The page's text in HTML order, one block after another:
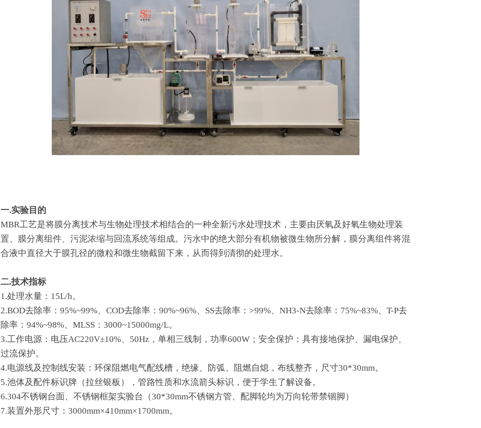
一.实验目的
MBR工艺是将膜分离技术与生物处理技术相结合的一种全新污水处理技术，主要由厌氧及好氧生物处理装
置、膜分离组件、污泥浓缩与回流系统等组成。污水中的绝大部分有机物被微生物所分解，膜分离组件将混
合液中直径大于膜孔径的微粒和微生物截留下来，从而得到清彻的处理水。
二.技术指标
1.处理水量：15L/h。
2.BOD去除率：95%~99%、COD去除率：90%~96%、SS去除率：>99%、NH3-N去除率：75%~83%、T-P去
除率：94%~98%、MLSS：3000~15000mg/L。
3.工作电源：电压AC220V±10%、50Hz，单相三线制，功率600W；安全保护：具有接地保护、漏电保护、
过流保护。
4.电源线及控制线安装：环保阻燃电气配线槽，绝缘、防弧、阻燃自熄，布线整齐，尺寸30*30mm。
5.池体及配件标识牌（拉丝银板），管路性质和水流箭头标识，便于学生了解设备。
6.304不锈钢台面、不锈钢框架实验台（30*30mm不锈钢方管、配脚轮均为万向轮带禁锢脚）
7.装置外形尺寸：3000mm×410mm×1700mm。